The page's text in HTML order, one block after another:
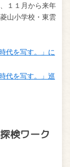
１１月から来年
山小学校・東雲
代を写す。」に
代を写す。」巡
検ワーク